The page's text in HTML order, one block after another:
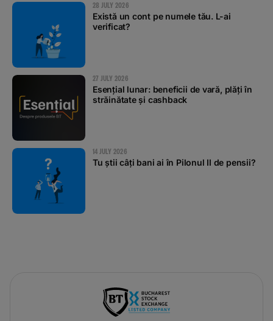
28 JULY 2026
Există un cont pe numele tău. L-ai
verificat?
27 JULY 2026
Esențial lunar: beneficii de vară, plăți în
străinătate și cashback
14 JULY 2026
Tu știi câți bani ai în Pilonul II de pensii?